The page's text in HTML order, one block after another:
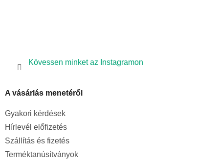
Kövessen minket az Instagramon
A vásárlás menetéről
Gyakori kérdések
Hírlevél előfizetés
Szállítás és fizetés
Terméktanúsítványok